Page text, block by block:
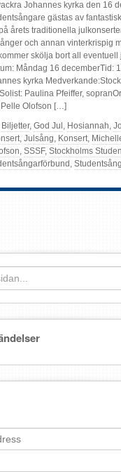
Johannes kyrka den 16
gästas av
årets traditionella
och annan vinterkrispig
skölja bort all
Måndag 16 decemberTid:
kyrka
Paulina Pfeiffer,
Olofson […]
Biljetter, God Jul , Hosiannah,
, Julsång, Konsert,
, SSSF, Stockholms
,